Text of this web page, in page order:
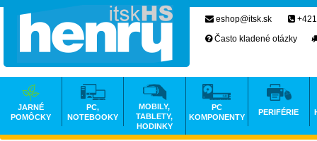
eshop@itsk.sk
Často kladené otázky
JARNÉ
POMÔCKY
PC,
NOTEBOOKY
MOBILY,
TABLETY,
HODINKY
PC
KOMPONENTY
PERIFÉRIE